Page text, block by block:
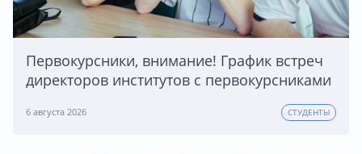
Первокурсники, внимание! График встреч
директоров институтов с первокурсниками
6 августа 2026 СТУДЕНТЫ